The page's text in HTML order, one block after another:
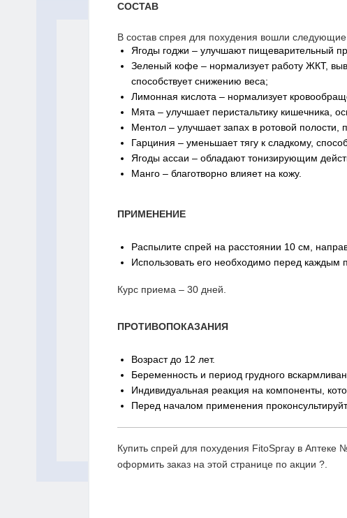
СОСТАВ
В состав спрея для похудения вошли
Ягоды годжи – улучшают пищеварительный
Зеленый кофе – нормализует работу ЖКТ,
способствует снижению веса;
Лимонная кислота – нормализует
Мята – улучшает перистальтику кишечника,
Ментол – улучшает запах в ротовой полости,
Гарциния – уменьшает тягу к сладкому,
Ягоды ассаи – обладают тонизирующим
Манго – благотворно влияет на кожу.
ПРИМЕНЕНИЕ
Распылите спрей на расстоянии 10 см,
Использовать его необходимо перед каждым
Курс приема – 30 дней.
ПРОТИВОПОКАЗАНИЯ
Возраст до 12 лет.
Беременность и период грудного
Индивидуальная реакция на компоненты,
Перед началом применения
Купить спрей для похудения FitoSpray в
оформить заказ на этой странице по акции ?.